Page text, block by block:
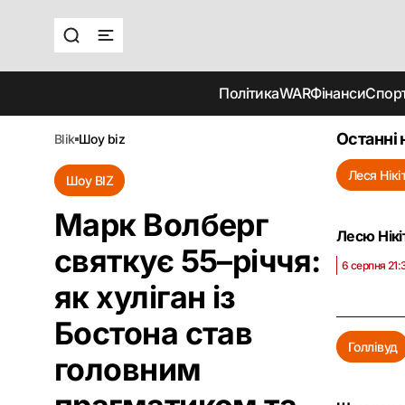
ПолітикаWARФінанси
blik шоу biz
Шоу BIZ
Марк Волберг
святкує 55–річчя:
як хуліган із
Бостона став
головним
Останні
Леся
Лесю
6 серпня
Голлівуд